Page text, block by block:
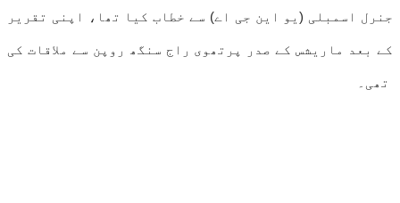
جنرل اسمبلی (یو این جی اے) سے خطاب کیا تھا، اپنی تقریر
کے بعد ماریشس کے صدر پرتھوی راج سنگھ روپن سے ملاقات کی
تھی۔